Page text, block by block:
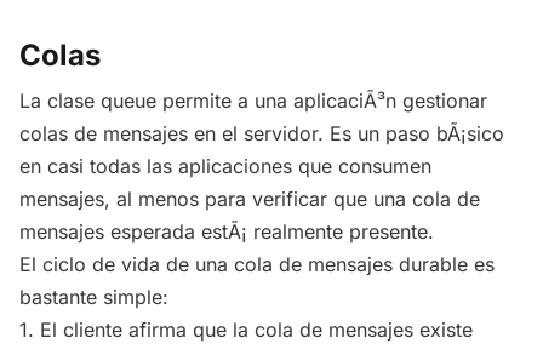
Colas
La clase queue permite a una aplicaciÃ³n gestionar
colas de mensajes en el servidor. Es un paso bÃ¡sico
en casi todas las aplicaciones que consumen
mensajes, al menos para verificar que una cola de
mensajes esperada estÃ¡ realmente presente.
El ciclo de vida de una cola de mensajes durable es
bastante simple:
1. El cliente afirma que la cola de mensajes existe